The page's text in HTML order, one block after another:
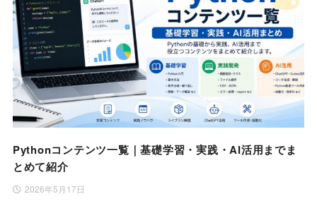
Pythonコンテンツ一覧｜基礎学習・実践・AI活用までま
とめて紹介
2026年5月17日